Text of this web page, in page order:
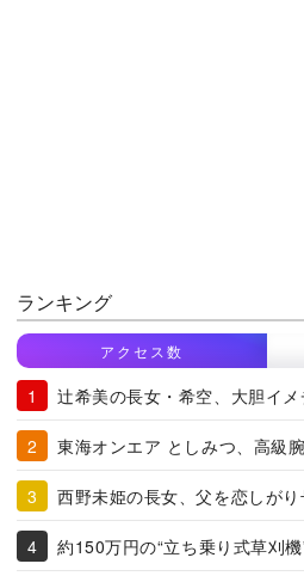
ランキング
アクセス数
辻希美の長女・希空、大胆イメ
東海オンエア としみつ、高級
西野未姫の長女、父を恋しがり
約150万円の“立ち乗り式草刈